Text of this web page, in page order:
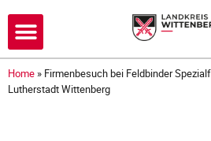
Home » Firmenbesuch bei Feldbinder
Lutherstadt Wittenberg